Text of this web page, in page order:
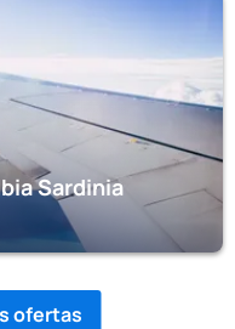
Sardinia
ofertas